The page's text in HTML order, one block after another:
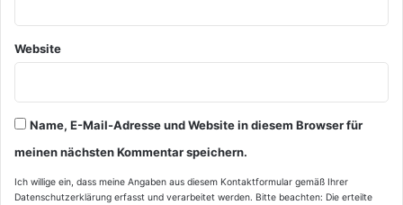
Website
Name, E-Mail-Adresse und Website in diesem Browser für
meinen nächsten Kommentar speichern.
Ich willige ein, dass meine Angaben aus diesem Kontaktformular gemäß Ihrer
Datenschutzerklärung erfasst und verarbeitet werden. Bitte beachten: Die erteilte